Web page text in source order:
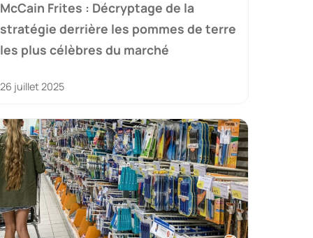
McCain Frites : Décryptage de la
stratégie derrière les pommes de terre
les plus célèbres du marché
26 juillet 2025